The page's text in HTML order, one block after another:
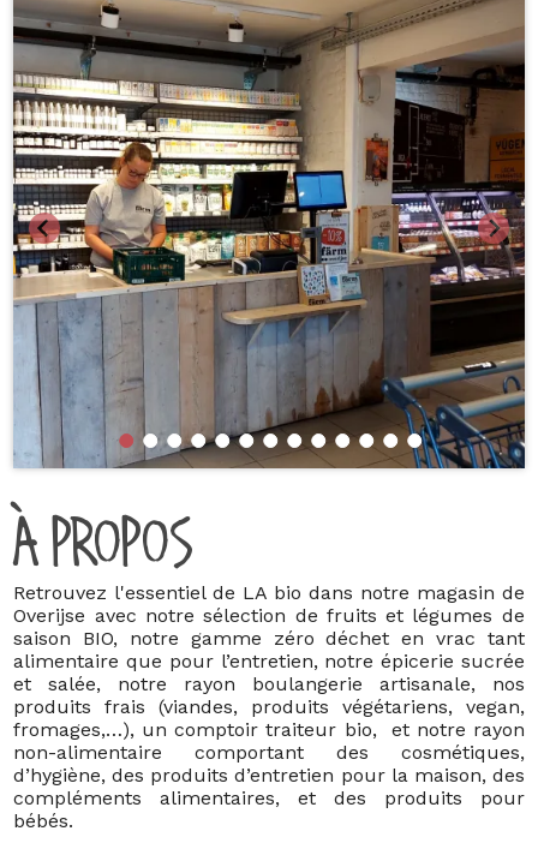
À PROPOS
Retrouvez l'essentiel de LA bio dans notre magasin de
Overijse avec notre sélection de fruits et légumes de
saison BIO, notre gamme zéro déchet en vrac tant
alimentaire que pour l’entretien, notre épicerie sucrée
et salée, notre rayon boulangerie artisanale, nos
produits frais (viandes, produits végétariens, vegan,
fromages,…), un comptoir traiteur bio, et notre rayon
non-alimentaire comportant des cosmétiques,
d’hygiène, des produits d’entretien pour la maison, des
compléments alimentaires, et des produits pour
bébés.